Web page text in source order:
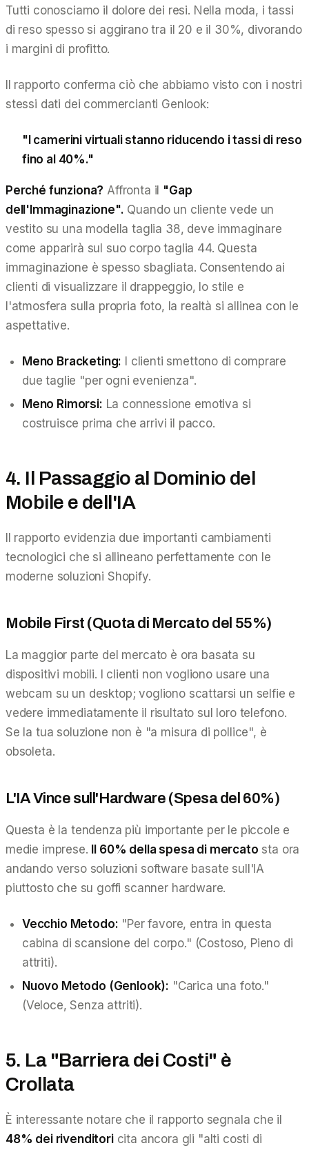
Tutti conosciamo il dolore dei resi. Nella moda, i tassi
di reso spesso si aggirano tra il 20 e il 30%, divorando
i margini di profitto.
Il rapporto conferma ciò che abbiamo visto con i nostri
stessi dati dei commercianti Genlook:
"I camerini virtuali stanno riducendo i tassi di reso
fino al 40%."
Perché funziona? Affronta il "Gap
dell'Immaginazione". Quando un cliente vede un
vestito su una modella taglia 38, deve immaginare
come apparirà sul suo corpo taglia 44. Questa
immaginazione è spesso sbagliata. Consentendo ai
clienti di visualizzare il drappeggio, lo stile e
l'atmosfera sulla propria foto, la realtà si allinea con le
aspettative.
Meno Bracketing: I clienti smettono di comprare
due taglie "per ogni evenienza".
Meno Rimorsi: La connessione emotiva si
costruisce prima che arrivi il pacco.
4. Il Passaggio al Dominio del
Mobile e dell'IA
Il rapporto evidenzia due importanti cambiamenti
tecnologici che si allineano perfettamente con le
moderne soluzioni Shopify.
Mobile First (Quota di Mercato del 55%)
La maggior parte del mercato è ora basata su
dispositivi mobili. I clienti non vogliono usare una
webcam su un desktop; vogliono scattarsi un selfie e
vedere immediatamente il risultato sul loro telefono.
Se la tua soluzione non è "a misura di pollice", è
obsoleta.
L'IA Vince sull'Hardware (Spesa del 60%)
Questa è la tendenza più importante per le piccole e
medie imprese. Il 60% della spesa di mercato sta ora
andando verso soluzioni software basate sull'IA
piuttosto che su goffi scanner hardware.
Vecchio Metodo: "Per favore, entra in questa
cabina di scansione del corpo." (Costoso, Pieno di
attriti).
Nuovo Metodo (Genlook): "Carica una foto."
(Veloce, Senza attriti).
5. La "Barriera dei Costi" è
Crollata
È interessante notare che il rapporto segnala che il
48% dei rivenditoricita ancora gli "alti costi di